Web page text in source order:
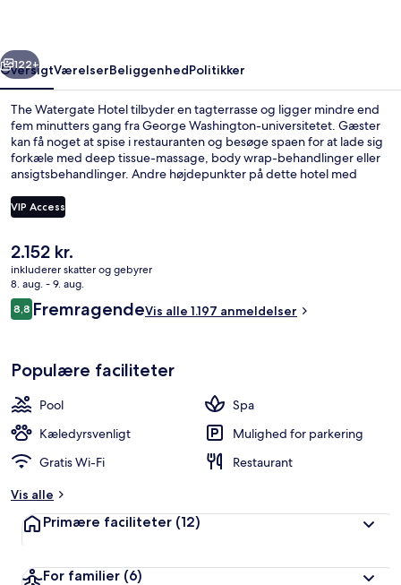
Næste
122+
OversigtVærelserBeliggenhedPolitikker
The Watergate Hotel tilbyder en tagterrasse og ligger mindre end
fem minutters gang fra George Washington-universitetet. Gæster
kan få noget at spise i restauranten og besøge spaen for at lade sig
forkæle med deep tissue-massage, body wrap-behandlinger eller
ansigtsbehandlinger. Andre højdepunkter på dette hotel med
døgnåbent fitnesscenter. Rejsende er vilde med stedets
hjælpsomme personale og beliggenhed. Overnatningsstedet
Station ligger 7 minutter derfra.
VIP Access
Den
nuværende
pris
er
2.152 kr.
2.152 kr.
inkluderer skatter og gebyrer
8. aug. - 9. aug.
Anmeldelser
8,88,8 ud af 10.
FremragendeVis alle 1.197 anmeldelser
Populære faciliteter
Pool
Spa
Kæledyrsvenligt
Mulighed for parkering
Gratis Wi-Fi
Restaurant
Vis alle
Primære faciliteter (12)
For familier (6)